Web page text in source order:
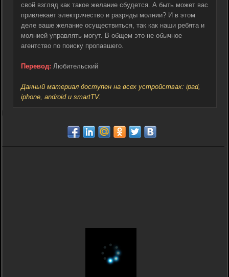
свой взгляд как такое желание сбудется. А быть может вас
привлекает электричество и разряды молнии? И в этом
деле ваше желание осуществиться, так как наши ребята и
молнией управлять могут. В общем это не обычное
агентство по поиску пропавшего.
Перевод: Любительский
Данный материал доступен на всех устройствах: ipad,
iphone, android и smartTV.